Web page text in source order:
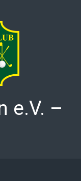
e.V. –